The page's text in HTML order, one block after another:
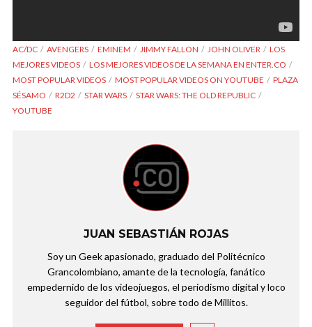
AC/DC AVENGERS EMINEM JIMMY FALLON JOHN OLIVER
LOS
MEJORES VIDEOS
LOS MEJORES VIDEOS DE LA SEMANA EN ENTER.CO
MOST POPULAR VIDEOS
MOST POPULAR VIDEOS ON YOUTUBE
PLAZA
SÉSAMO
R2D2 STAR WARS
STAR WARS: THE OLD REPUBLIC
YOUTUBE
JUAN SEBASTIÁN ROJAS
Soy un Geek apasionado, graduado del Politécnico
Grancolombiano, amante de la tecnología, fanático
empedernido de los videojuegos, el periodismo digital y loco
seguidor del fútbol, sobre todo de Millitos.